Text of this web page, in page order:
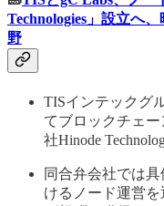
Technologies」設立へ
野
TISインテックグ
てブロックチェ
社Hinode
同合弁会社では
けるノード運営